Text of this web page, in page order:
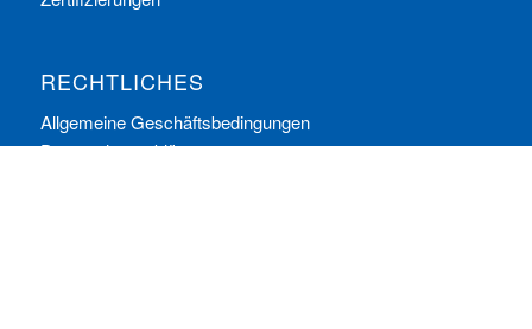
RECHTLICHES
Allgemeine Geschäftsbedingungen
Datenschutzerklärung